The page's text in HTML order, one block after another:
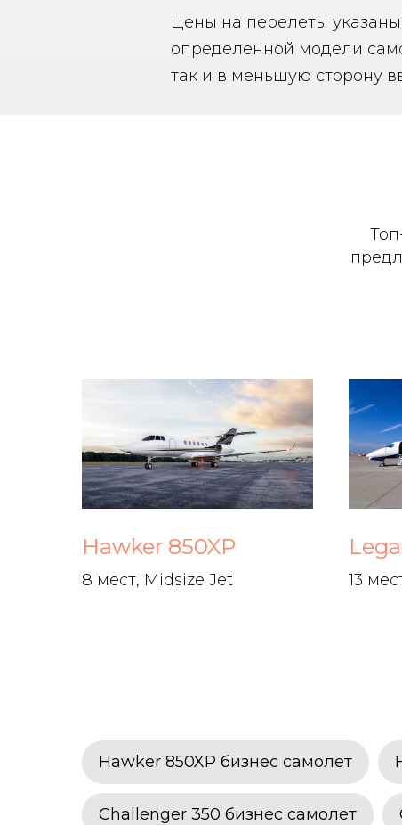
Цены на перелеты
определенной модели
так и в меньшую сторону
Hawker 850XP
8 мест, Midsize Jet 13
Hawker 850XP бизнес самолет
Challenger 350 бизнес самолет